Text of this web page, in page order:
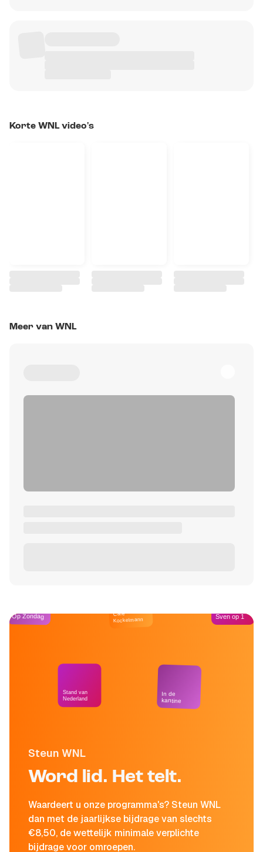
Korte WNL video's
Meer van WNL
Steun WNL
Word lid. Het telt.
Waardeert u onze programma's? Steun WNL
dan met de jaarlijkse bijdrage van slechts
€8,50, de wettelijk minimale verplichte
bijdrage voor omroepen.
Op Zondag
Stand van
Nederland
Café
Kockelmann
In de
kantine
Sven op 1